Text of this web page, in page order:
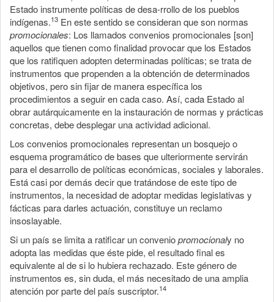
Estado instrumente políticas de desa-rrollo de los pueblos
indígenas.13 En este sentido se consideran que son normas
promocionales: Los llamados convenios promocionales [son]
aquellos que tienen como finalidad provocar que los Estados
que los ratifiquen adopten determinadas políticas; se trata de
instrumentos que propenden a la obtención de determinados
objetivos, pero sin fijar de manera específica los
procedimientos a seguir en cada caso. Así, cada Estado al
obrar autárquicamente en la instauración de normas y prácticas
concretas, debe desplegar una actividad adicional.
Los convenios promocionales representan un bosquejo o
esquema programático de bases que ulteriormente servirán
para el desarrollo de políticas económicas, sociales y laborales.
Está casi por demás decir que tratándose de este tipo de
instrumentos, la necesidad de adoptar medidas legislativas y
fácticas para darles actuación, constituye un reclamo
insoslayable.
Si un país se limita a ratificar un conveniopromocionaly no
adopta las medidas que éste pide, el resultado final es
equivalente al de si lo hubiera rechazado. Este género de
instrumentos es, sin duda, el más necesitado de una amplia
atención por parte del país suscriptor.14